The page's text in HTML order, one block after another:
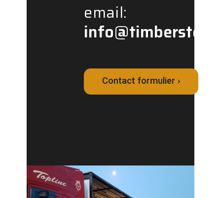
email:
Contact formulier ›